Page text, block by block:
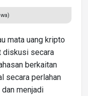
mata uang kripto
diskusi secara
berkaitan
secara perlahan
menjadi